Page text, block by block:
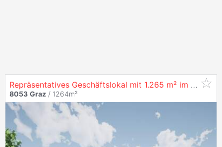
Repräsentatives Geschäftslokal mit 1.265 m² im Neubauprojekt - Top-Sichtlage in
8053 Graz / 1264m²